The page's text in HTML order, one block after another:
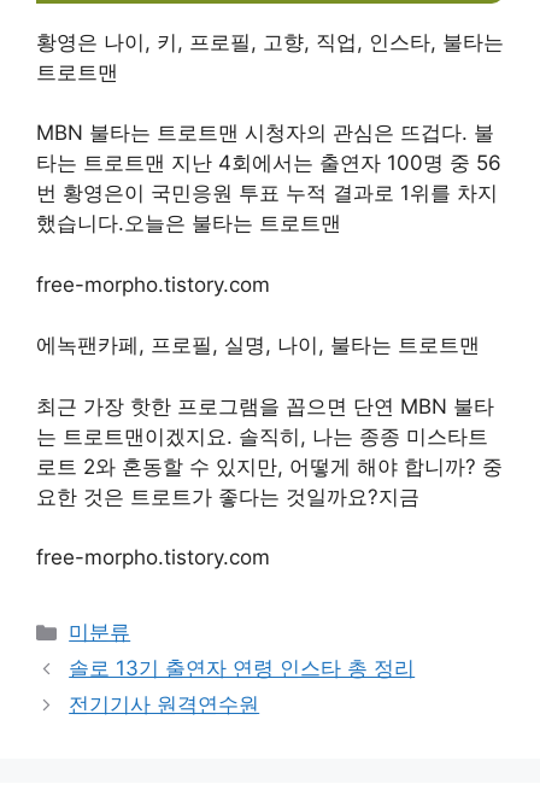
황영은 나이, 키, 프로필, 고향, 직업, 인스타, 불타는
트로트맨
MBN 불타는 트로트맨 시청자의 관심은 뜨겁다. 불
타는 트로트맨 지난 4회에서는 출연자 100명 중 56
번 황영은이 국민응원 투표 누적 결과로 1위를 차지
했습니다.오늘은 불타는 트로트맨
free-morpho.tistory.com
에녹팬카페, 프로필, 실명, 나이, 불타는 트로트맨
최근 가장 핫한 프로그램을 꼽으면 단연 MBN 불타
는 트로트맨이겠지요. 솔직히, 나는 종종 미스타트
로트 2와 혼동할 수 있지만, 어떻게 해야 합니까? 중
요한 것은 트로트가 좋다는 것일까요?지금
free-morpho.tistory.com
Categories
미분류
솔로 13기 출연자 연령 인스타 총 정리
전기기사 원격연수원